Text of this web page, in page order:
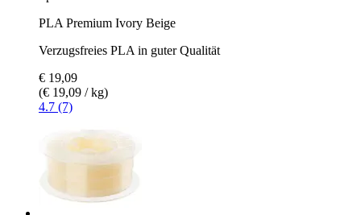
PLA Premium Ivory Beige
Verzugsfreies PLA in guter Qualität
€ 19,09
(€ 19,09 / kg)
4.7 (7)